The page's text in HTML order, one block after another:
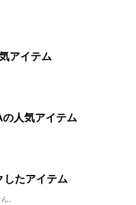
アイテム
人気アイテム
したアイテム
。